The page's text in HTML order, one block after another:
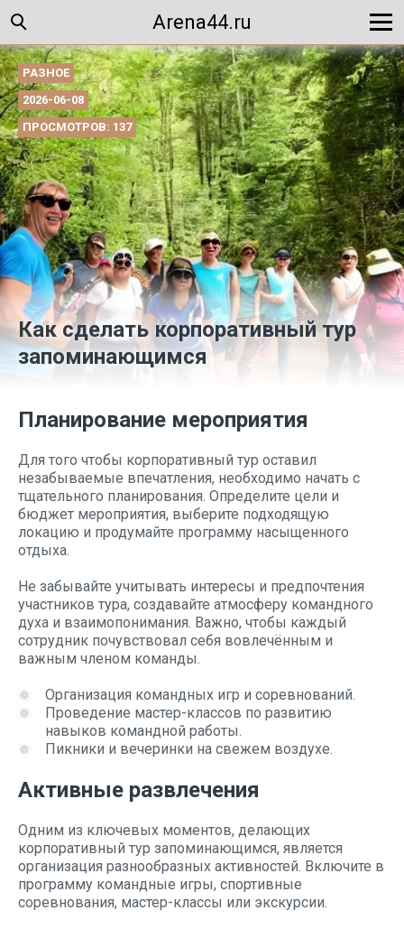
Arena44.ru
РАЗНОЕ
2026-06-08
ПРОСМОТРОВ: 137
Как сделать корпоративный тур
запоминающимся
Планирование мероприятия
Для того чтобы корпоративный тур оставил
незабываемые впечатления, необходимо начать с
тщательного планирования. Определите цели и
бюджет мероприятия, выберите подходящую
локацию и продумайте программу насыщенного
отдыха.
Не забывайте учитывать интересы и предпочтения
участников тура, создавайте атмосферу командного
духа и взаимопонимания. Важно, чтобы каждый
сотрудник почувствовал себя вовлечённым и
важным членом команды.
Организация командных игр и соревнований.
Проведение мастер-классов по развитию
навыков командной работы.
Пикники и вечеринки на свежем воздухе.
Активные развлечения
Одним из ключевых моментов, делающих
корпоративный тур запоминающимся, является
организация разнообразных активностей. Включите в
программу командные игры, спортивные
соревнования, мастер-классы или экскурсии.